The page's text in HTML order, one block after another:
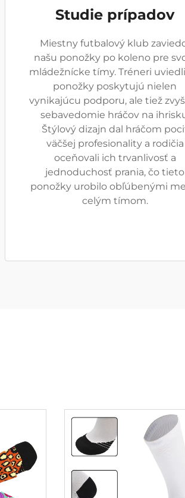
Studie prípadov
Miestny futbalový klub
našu ponožky po koleno pre
mládežnícke tímy. Tréneri
ponožky poskytujú nielen
vynikajúcu podporu, ale tiež
sebavedomie hráčov na
Štýlový dizajn dal hráčom
väčšej profesionality a rodičia
oceňovali ich trvanlivosť a
jednoduchosť prania, čo tieto
ponožky urobilo obľúbenými
celým tímom.